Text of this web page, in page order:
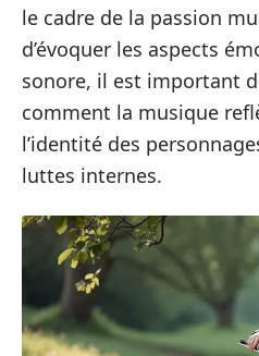
le cadre de la passion
d’évoquer les aspects
sonore, il est important
comment la musique
l’identité des
luttes internes.